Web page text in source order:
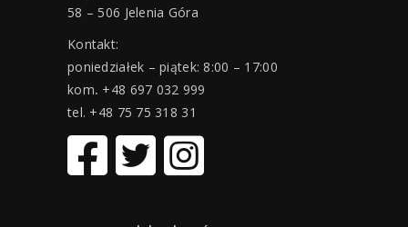
58 – 506 Jelenia Góra
Kontakt:
poniedziałek – piątek: 8:00 – 17:00
kom. +48 697 032 999
tel. +48 75 75 318 31